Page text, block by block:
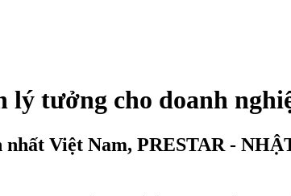
lý tưởng cho doanh
nhất Việt Nam, PRESTAR -